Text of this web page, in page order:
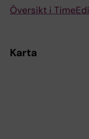
Översikt i
Karta